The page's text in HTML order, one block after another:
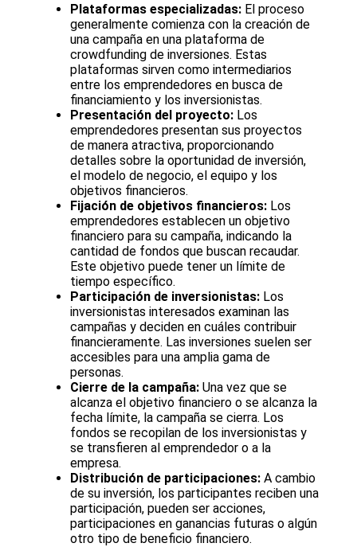
Plataformas especializadas: El proceso
generalmente comienza con la creación de
una campaña en una plataforma de
crowdfunding de inversiones. Estas
plataformas sirven como intermediarios
entre los emprendedores en busca de
financiamiento y los inversionistas.
Presentación del proyecto: Los
emprendedores presentan sus proyectos
de manera atractiva, proporcionando
detalles sobre la oportunidad de inversión,
el modelo de negocio, el equipo y los
objetivos financieros.
Fijación de objetivos financieros: Los
emprendedores establecen un objetivo
financiero para su campaña, indicando la
cantidad de fondos que buscan recaudar.
Este objetivo puede tener un límite de
tiempo específico.
Participación de inversionistas: Los
inversionistas interesados examinan las
campañas y deciden en cuáles contribuir
financieramente. Las inversiones suelen ser
accesibles para una amplia gama de
personas.
Cierre de la campaña: Una vez que se
alcanza el objetivo financiero o se alcanza la
fecha límite, la campaña se cierra. Los
fondos se recopilan de los inversionistas y
se transfieren al emprendedor o a la
empresa.
Distribución de participaciones: A cambio
de su inversión, los participantes reciben una
participación, pueden ser acciones,
participaciones en ganancias futuras o algún
otro tipo de beneficio financiero.